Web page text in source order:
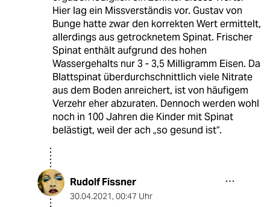
Hier lag ein Missverständis vor. Gustav von
Bunge hatte zwar den korrekten Wert ermittelt,
allerdings aus getrocknetem Spinat. Frischer
Spinat enthält aufgrund des hohen
Wassergehalts nur 3 - 3,5 Milligramm Eisen. Da
Blattspinat überdurchschnittlich viele Nitrate
aus dem Boden anreichert, ist von häufigem
Verzehr eher abzuraten. Dennoch werden wohl
noch in 100 Jahren die Kinder mit Spinat
belästigt, weil der ach „so gesund ist“.
Rudolf Fissner
30.04.2021, 00:47 Uhr